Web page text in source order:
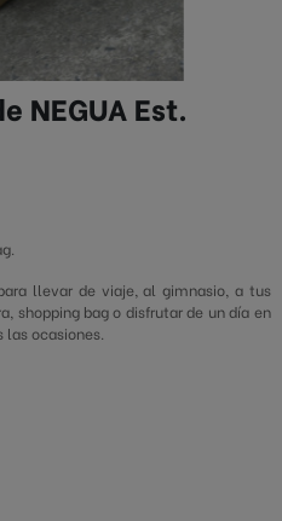
NEGUA Est.
llevar de viaje, al gimnasio, a tus
shopping bag o disfrutar de un día en
ocasiones.